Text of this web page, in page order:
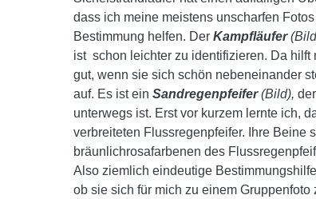
dass ich meine meistens unscharfen
Bestimmung helfen. Der Kampfläufer
ist schon leichter zu identifizieren. Da
gut, wenn sie sich schön nebeneinander
auf. Es ist ein Sandregenpfeifer(Bild),
unterwegs ist. Erst vor kurzem lernte ich,
verbreiteten Flussregenpfeifer. Ihre Beine
bräunlichrosafarbenen des
Also ziemlich eindeutige
ob sie sich für mich zu einem